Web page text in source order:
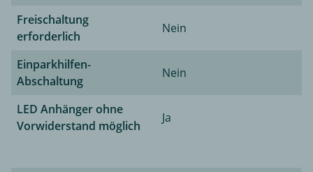
Freischaltung
erforderlich
Nein
Einparkhilfen-
Abschaltung
Nein
LED Anhänger ohne
Vorwiderstand möglich
Ja